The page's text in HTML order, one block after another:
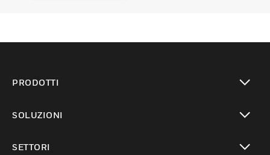
PRODOTTI
SOLUZIONI
SETTORI